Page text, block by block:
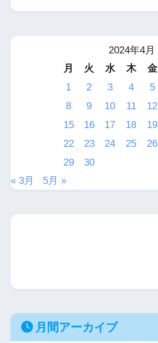
2024年4月
月
火 水 木 金
1
2 3 4 5
8
9 10 11 12
15
16 17 18 19
22
23 24 25 26
29
30
« 3月
5月 »
月間アーカイブ